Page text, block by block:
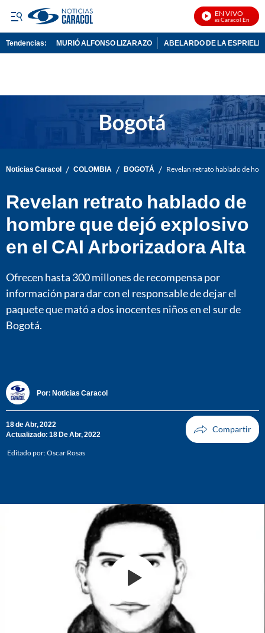
EN VIVO
Noticias Caracol En Vivo
Tendencias: MURIÓ ALFONSO LIZARAZO ABELARDO DE LA
Noticias Caracol / COLOMBIA / BOGOTÁ / Revelan retrato hablado de
Revelan retrato hablado de
hombre que dejó explosivo
en el CAI Arborizadora Alta
Ofrecen hasta 300 millones de recompensa por
información para dar con el responsable de dejar el
paquete que mató a dos inocentes niños en el sur de
Bogotá.
Por: Noticias Caracol
18 de Abr, 2022
Actualizado: 18 De Abr, 2022
Editado por:Oscar Rosas